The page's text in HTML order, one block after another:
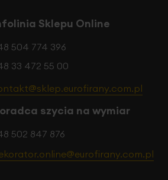
Sklepu Online
504 774 396
33 472 55 00
szycia na wymiar
502 847 876